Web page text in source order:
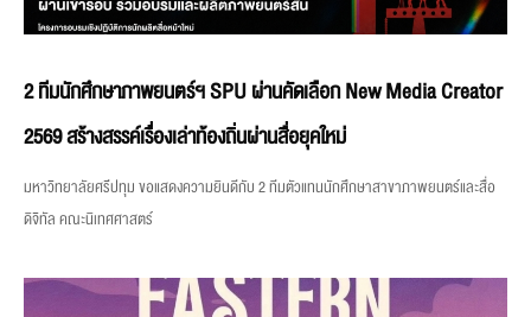
2 ทีมนักศึกษาภาพยนตร์ฯ SPU ผ่านคัดเลือก New Media Creator
2569 สร้างสรรค์เรื่องเล่าท้องถิ่นผ่านสื่อยุคใหม่
มหาวิทยาลัยศรีปทุม ขอแสดงความยินดีกับ 2 ทีมตัวแทนนักศึกษาสาขาภาพยนตร์และสื่อ
ดิจิทัล คณะนิเทศศาสตร์